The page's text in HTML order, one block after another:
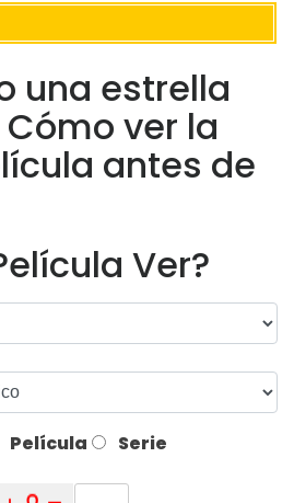
una estrella
ver la
antes de
Ver?
Película Serie